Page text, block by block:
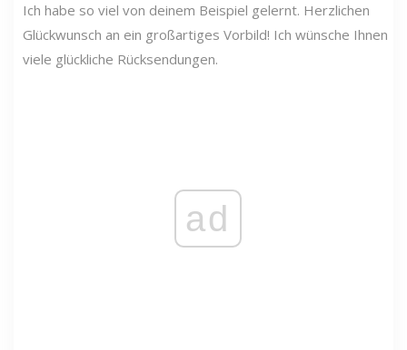
Ich habe so viel von deinem Beispiel gelernt. Herzlichen
Glückwunsch an ein großartiges Vorbild! Ich wünsche Ihnen
viele glückliche Rücksendungen.
ad